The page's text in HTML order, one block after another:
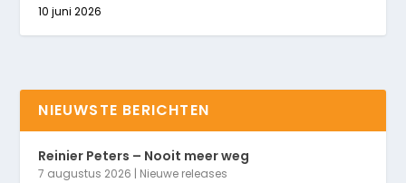
10 juni 2026
NIEUWSTE BERICHTEN
Reinier Peters – Nooit meer weg
7 augustus 2026 | Nieuwe releases